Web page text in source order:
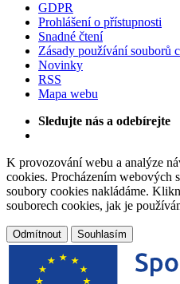
GDPR
Prohlášení o přístupnosti
Snadné čtení
Zásady používání souborů
Novinky
RSS
Mapa webu
Sledujte nás a odebírejte
K provozování webu a analýze
cookies. Procházením webových
soubory cookies nakládáme.
souborech cookies, jak je
Odmítnout Souhlasím